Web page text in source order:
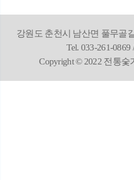
강원도 춘천시 남산면 풀무골
Tel. 033-261-0869
Copyright © 2022 전통숯